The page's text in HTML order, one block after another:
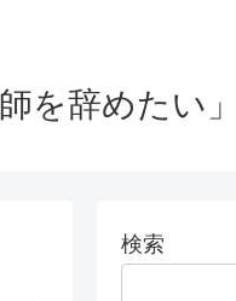
を辞めたい
検索